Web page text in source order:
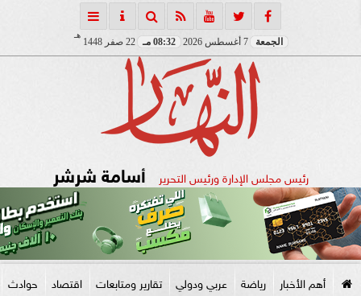
الجمعة 7 أغسطس 2026 08:32 مـ 22 صفر 1448
هـ
رئيس مجلس الإدارة ورئيس التحرير أسامة شرشر
أهم الأخبار رياضة عربي ودولي تقارير ومتابعات اقتصاد حوادث